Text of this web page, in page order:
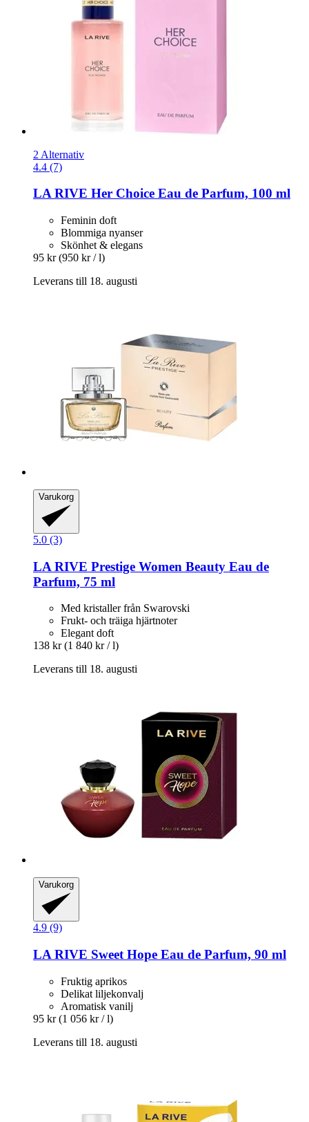
2 Alternativ
4.4 (7)
LA RIVE Her Choice Eau de Parfum, 100 ml
Feminin doft
Blommiga nyanser
Skönhet & elegans
95 kr (950 kr / l)
Leverans till 18. augusti
Varukorg
5.0 (3)
LA RIVE Prestige Women Beauty Eau de
Parfum, 75 ml
Med kristaller från Swarovski
Frukt- och träiga hjärtnoter
Elegant doft
138 kr (1 840 kr / l)
Leverans till 18. augusti
Varukorg
4.9 (9)
LA RIVE Sweet Hope Eau de Parfum, 90 ml
Fruktig aprikos
Delikat liljekonvalj
Aromatisk vanilj
95 kr (1 056 kr / l)
Leverans till 18. augusti